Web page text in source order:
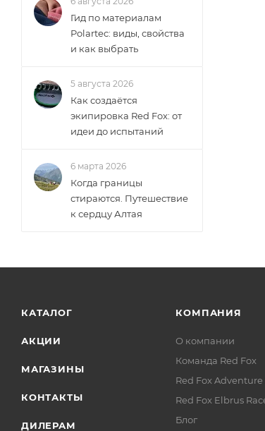
Гид по материалам
Polartec: виды, свойства
и как выбрать
5 августа 2026
Как создаётся
экипировка Red Fox: от
идеи до испытаний
6 марта 2026
Когда границы
стираются. Путешествие
к сердцу Алтая
КАТАЛОГ
АКЦИИ
МАГАЗИНЫ
КОНТАКТЫ
ДИЛЕРАМ
КОМПАНИЯ
О компании
Команда Red Fox
Red Fox Adventure
Red Fox Elbrus
Блог